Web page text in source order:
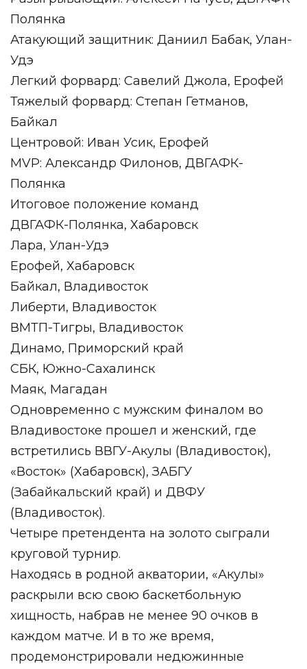
Полянка
Атакующий защитник: Даниил Бабак, Улан-
Удэ
Легкий форвард: Савелий Джола, Ерофей
Тяжелый форвард: Степан Гетманов,
Байкал
Центровой: Иван Усик, Ерофей
MVP: Александр Филонов, ДВГАФК-
Полянка
Итоговое положение команд
ДВГАФК-Полянка, Хабаровск
Лара, Улан-Удэ
Ерофей, Хабаровск
Байкал, Владивосток
Либерти, Владивосток
ВМТП-Тигры, Владивосток
Динамо, Приморский край
СБК, Южно-Сахалинск
Маяк, Магадан
Одновременно с мужским финалом во
Владивостоке прошел и женский, где
встретились ВВГУ-Акулы (Владивосток),
«Восток» (Хабаровск), ЗАБГУ
(Забайкальский край) и ДВФУ
(Владивосток).
Четыре претендента на золото сыграли
круговой турнир.
Находясь в родной акватории, «Акулы»
раскрыли всю свою баскетбольную
хищность, набрав не менее 90 очков в
каждом матче. И в то же время,
продемонстрировали недюжинные